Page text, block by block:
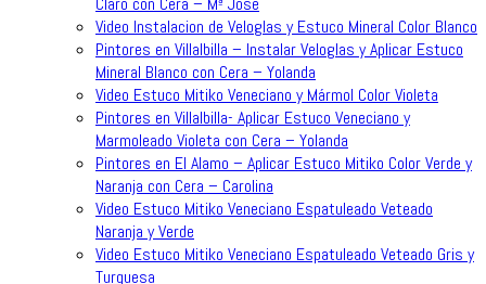
Video Instalacion de Veloglas y Estuco Mineral Color Blanco
Pintores en Villalbilla – Instalar Veloglas y Aplicar Estuco
Mineral Blanco con Cera – Yolanda
Video Estuco Mitiko Veneciano y Mármol Color Violeta
Pintores en Villalbilla- Aplicar Estuco Veneciano y
Marmoleado Violeta con Cera – Yolanda
Pintores en El Alamo – Aplicar Estuco Mitiko Color Verde y
Naranja con Cera – Carolina
Video Estuco Mitiko Veneciano Espatuleado Veteado
Naranja y Verde
Video Estuco Mitiko Veneciano Espatuleado Veteado Gris y
Turquesa